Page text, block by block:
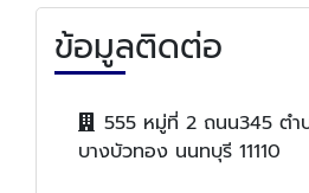
ข้อมูลติดต่อ
555 หมู่ที่ 2 ถนน345 ตำ
บางบัวทอง นนทบุรี 11110